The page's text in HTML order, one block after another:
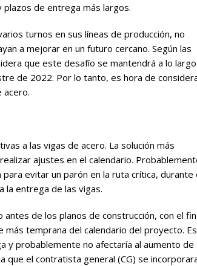
plazos de entrega más largos.
turnos en sus líneas de producción, no
a mejorar en un futuro cercano. Según las
que este desafío se mantendrá a lo largo
de 2022. Por lo tanto, es hora de
acero.
a las vigas de acero. La solución más
ajustes en el calendario.
evitar un parón en la ruta crítica, durante
la entrega de las vigas.
de los planos de construcción, con el fin
temprana del calendario del proyecto.
y probablemente no afectaría al aumento de
que el contratista general (CG) se